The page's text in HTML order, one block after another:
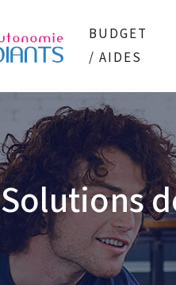
BUDGET
/ AIDES
Solutions